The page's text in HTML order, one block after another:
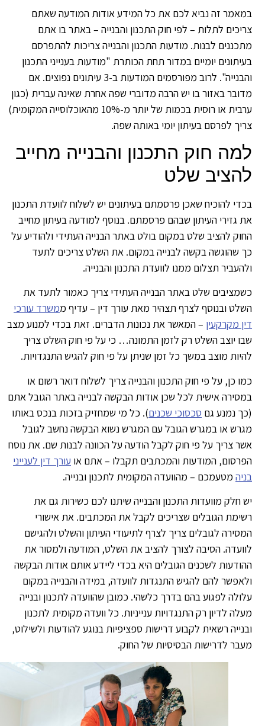
זה נביא לכם את כל המידע אודות המודעה שאתם
לתלות – לפי חוק התכנון והבנייה – באתר בו אתם
לבנות. מודעות התכנון והבנייה צריכות להתפרסם
יומיים במדור תחת הכותרת "מודעות בענייני התכנון
והבנייה". לרוב מפורסמים המודעות ב-3 עיתונים נפוצים. אם
באזור בו יש הרבה מדוברי שפה אחרת שאינה עברית (כגון
ערבית או רוסית בכמות של יותר מ-10% מהאוכלוסייה המקומית)
לפרסם בעיתון יומי באותה שפה.
חוק התכנון והבנייה מחייב
שלט
להוכיח שאכן פרסמתם בעיתונים יש לשלוח לוועדת התכנון
גזירי העיתון שבהם פרסמתם. בנוסף למודעה בעיתון מחייב
להציב שלט במקום בולט באתר הבנייה העתידי ולהודיע על
שהוגשה בקשה לבנייה במקום. את השלט צריכים לתעד
תצלום ממנו לוועדת התכנון והבנייה.
שלט באתר הבנייה העתידי צריך כאמור לתעד את
ובנוסף לצרף תצהיר מאת עורך דין – עדיף ממשרד עורכי
מקרקעין– המאשר את נכונות הדברים. זאת בכדי למנוע מצב
יוצב השלט רק לזמן התמונה… כי על פי חוק השלט צריך
מוצב במשך כל זמן שניתן על פי חוק להגיש התנגדויות.
כן, על פי חוק התכנון והבנייה צריך לשלוח דואר רשום או
אישית לכל שכן אודות הבקשה לבנייה באתר הגובל אתם
נמנע גםסכסוכי שכנים). כל מי שמחזיק בזכות בנכס באותו
או במגרש הגובל עם המגרש נשוא הבקשה נחשב לגובל
צריך על פי חוק לקבל הודעה על הכוונה לבנות שם. את נוסח
המודעות והמכתבים תקבלו – אתם אועורך דין לענייני
מטעמכם – מהוועדה המקומית לתכנון ובנייה.
חלק מוועדות התכנון והבנייה שיתנו לכם כשירות גם את
הגובלים שצריכים לקבל את המכתבים. את אישורי
לגובלים צריך לצרף לתיעודי העיתון והשלט ולהגישם
הסיבה לצורך להציב את השלט, המודעה ולמסור את
לשכנים הגובלים היא בכדי ליידע אותם אודות הבקשה
להם להגיש התנגדות לוועדה, במידה והבנייה במקום
לפגוע בהם בדרך כלשהי. כמובן שהוועדה לתכנון ובנייה
לדיון רק התנגדויות ענייניות. כל וועדה מקומית לתכנון
רשאית לקבוע דרישות ספציפיות בנוגע להודעות ולשילוט,
לדרישות הבסיסיות של החוק.